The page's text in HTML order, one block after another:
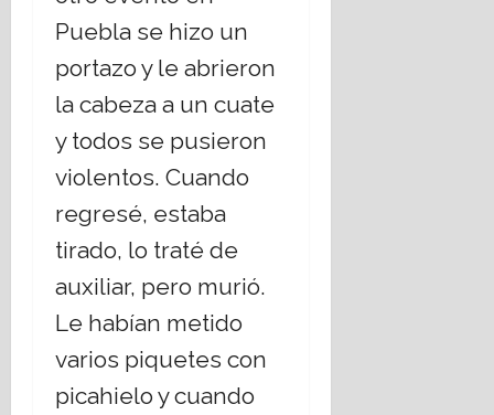
Puebla se hizo un
portazo y le abrieron
la cabeza a un cuate
y todos se pusieron
violentos. Cuando
regresé, estaba
tirado, lo traté de
auxiliar, pero murió.
Le habían metido
varios piquetes con
picahielo y cuando